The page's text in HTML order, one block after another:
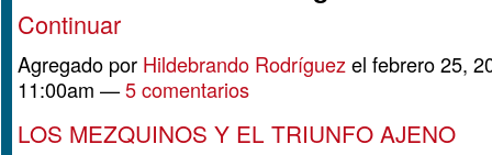
Continuar
Agregado por Hildebrando Rodríguez el febrero 25,
11:00am —5 comentarios
LOS MEZQUINOS Y EL TRIUNFO AJENO